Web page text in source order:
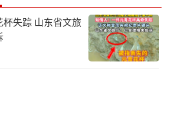
失踪 山东省文旅